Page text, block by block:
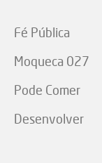
Fé Pública
Moqueca 027
Pode Comer
Desenvolver